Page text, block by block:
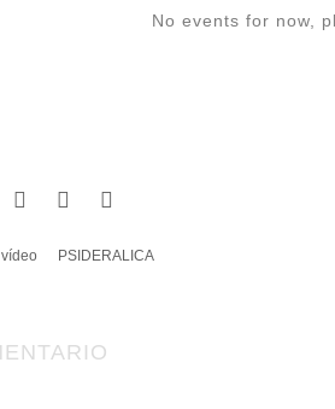
No events for now,
PSIDERALICA